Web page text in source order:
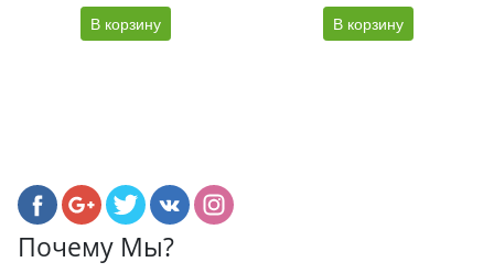
В корзину В корзину
Почему Мы?